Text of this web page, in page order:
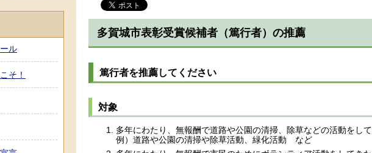
ル
そ！
多賀城市表彰受賞候補者（篤行者）の推薦
篤行者を推薦してください
対象
多年にわたり、無報酬で道路や公園の清掃、除草などの活動をし
例）道路や公園の清掃や除草活動、緑化活動
など